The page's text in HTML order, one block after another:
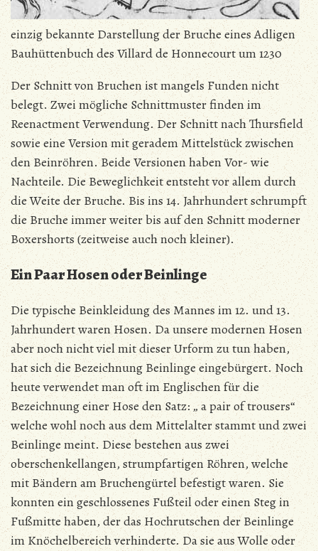
einzig bekannte Darstellung der Bruche eines Adligen
Bauhüttenbuch des Villard de Honnecourt um 1230
Der Schnitt von Bruchen ist mangels Funden nicht
belegt. Zwei mögliche Schnittmuster finden im
Reenactment Verwendung. Der Schnitt nach Thursfield
sowie eine Version mit geradem Mittelstück zwischen
den Beinröhren. Beide Versionen haben Vor- wie
Nachteile. Die Beweglichkeit entsteht vor allem durch
die Weite der Bruche.Bis ins 14. Jahrhundert schrumpft
die Bruche immer weiter bis auf den Schnitt moderner
Boxershorts (zeitweise auch noch kleiner).
Ein Paar Hosen oder Beinlinge
Die typische Beinkleidung des Mannes im 12. und 13.
Jahrhundert waren Hosen. Da unsere modernen Hosen
aber noch nicht viel mit dieser Urform zu tun haben,
hat sich die Bezeichnung Beinlinge eingebürgert. Noch
heute verwendet man oft im Englischen für die
Bezeichnung einer Hose den Satz: „ a pair of trousers“
welche wohl noch aus dem Mittelalter stammt und zwei
Beinlinge meint. Diese bestehen aus zwei
oberschenkellangen, strumpfartigen Röhren, welche
mit Bändern am Bruchengürtel befestigt waren. Sie
konnten ein geschlossenes Fußteil oder einen Steg in
Fußmitte haben, der das Hochrutschen der Beinlinge
im Knöchelbereich verhinderte. Da sie aus Wolle oder